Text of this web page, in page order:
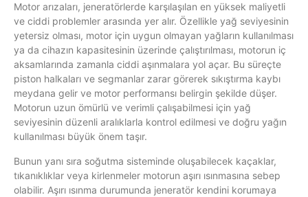
Motor arızaları, jeneratörlerde karşılaşılan en yüksek maliyetli
ve ciddi problemler arasında yer alır. Özellikle yağ seviyesinin
yetersiz olması, motor için uygun olmayan yağların kullanılması
ya da cihazın kapasitesinin üzerinde çalıştırılması, motorun iç
aksamlarında zamanla ciddi aşınmalara yol açar. Bu süreçte
piston halkaları ve segmanlar zarar görerek sıkıştırma kaybı
meydana gelir ve motor performansı belirgin şekilde düşer.
Motorun uzun ömürlü ve verimli çalışabilmesi için yağ
seviyesinin düzenli aralıklarla kontrol edilmesi ve doğru yağın
kullanılması büyük önem taşır.
Bunun yanı sıra soğutma sisteminde oluşabilecek kaçaklar,
tıkanıklıklar veya kirlenmeler motorun aşırı ısınmasına sebep
olabilir. Aşırı ısınma durumunda jeneratör kendini korumaya